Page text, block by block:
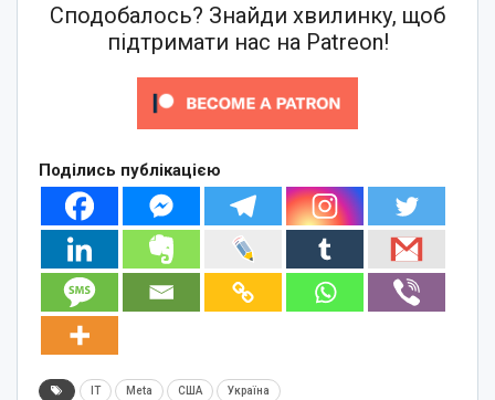
Сподобалось? Знайди хвилинку, щоб
підтримати нас на Patreon!
Поділись публікацією
IT Meta США Україна